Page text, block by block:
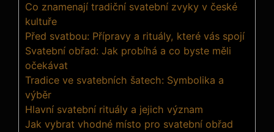
Co znamenají tradiční svatební zvyky v české
kultuře
Před svatbou: Přípravy a rituály, které vás spojí
Svatební obřad: Jak probíhá a co byste měli
očekávat
Tradice ve svatebních šatech: Symbolika a
výběr
Hlavní svatební rituály a jejich význam
Jak vybrat vhodné místo pro svatební obřad